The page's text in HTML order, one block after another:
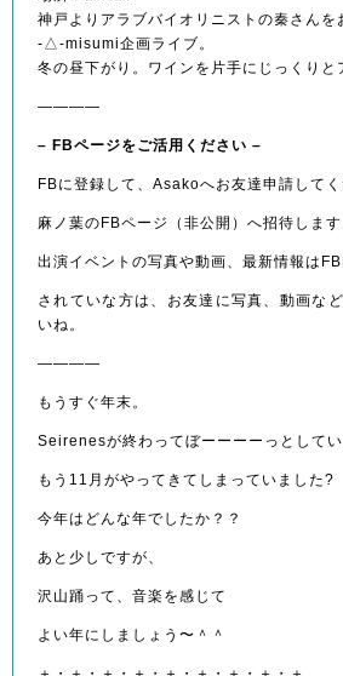
神戸よりアラブバイオリニストの秦さんを
-△-misumi企画ライブ。
冬の昼下がり。ワインを片手にじっくりと
――――
– FBページをご活用ください –
FBに登録して、Asakoへお友達申請してく
麻ノ葉のFBページ（非公開）へ招待します
出演イベントの写真や動画、最新情報はFB
されていな方は、お友達に写真、動画な
いね。
――――
もうすぐ年末。
Seirenesが終わってぼーーーーっとしてい
もう11月がやってきてしまっていました?
今年はどんな年でしたか？？
あと少しですが、
沢山踊って、音楽を感じて
よい年にしましょう〜＾＾